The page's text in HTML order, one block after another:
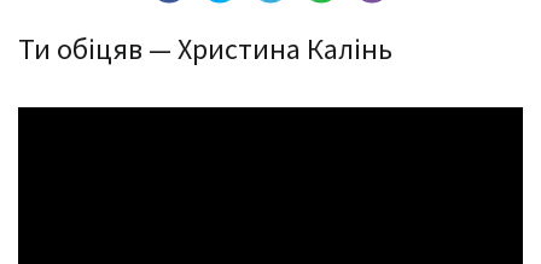
Ти обіцяв — Христина Калінь